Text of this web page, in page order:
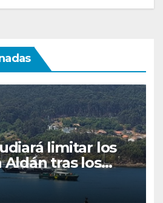
limitar los
tras los
de
en O Con